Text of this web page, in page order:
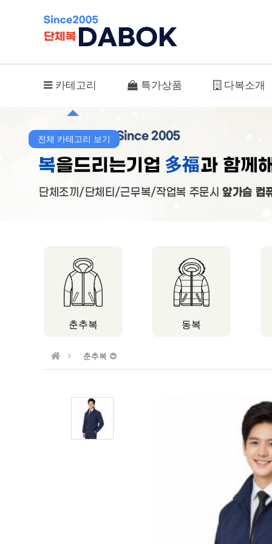
카테고리 특가상품 다복소개
전체 카테고리 보기
춘추복 동복
춘추복